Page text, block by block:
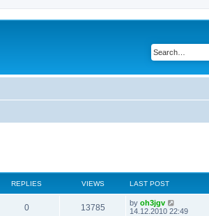
REPLIES VIEWS LAST POST
0 13785 by oh3jgv
14.12.2010 22:49